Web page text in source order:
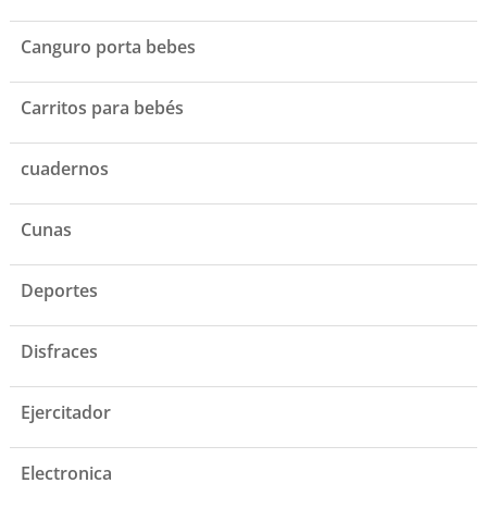
Canguro porta bebes
Carritos para bebés
cuadernos
Cunas
Deportes
Disfraces
Ejercitador
Electronica